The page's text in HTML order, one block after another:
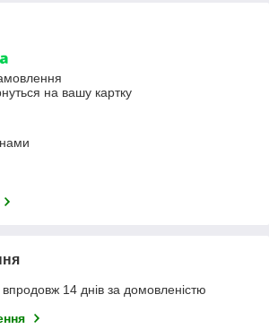
на вашу картку
14 днів за домовленістю